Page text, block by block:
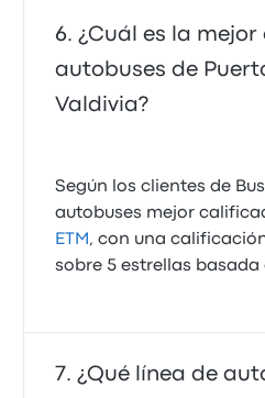
¿Cuál es la
autobuses de
Valdivia?
Según los clientes de
autobuses mejor
ETM , con una
sobre 5 estrellas basada
¿Qué línea de